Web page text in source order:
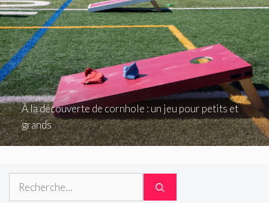
À la découverte de cornhole : un jeu pour petits et
grands
Rechercher :